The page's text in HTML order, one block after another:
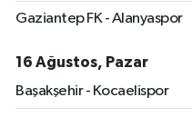
Gaziantep FK - Alanyaspor
16 Ağustos, Pazar
Başakşehir - Kocaelispor